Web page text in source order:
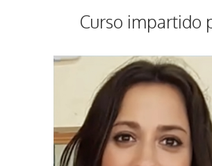
Curso impartido